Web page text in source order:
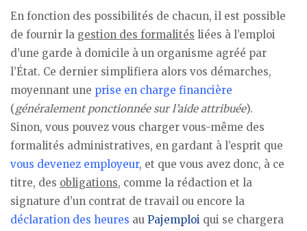
En fonction des possibilités de chacun, il est possible
de fournir la gestion des formalités liées à l’emploi
d’une garde à domicile à un organisme agréé par
l’État. Ce dernier simplifiera alors vos démarches,
moyennant une prise en charge financière
(généralement ponctionnée sur l’aide attribuée).
Sinon, vous pouvez vous charger vous-même des
formalités administratives, en gardant à l’esprit que
vous devenez employeur, et que vous avez donc, à ce
titre, des obligations, comme la rédaction et la
signature d’un contrat de travail ou encore la
déclaration des heures au Pajemploi qui se chargera